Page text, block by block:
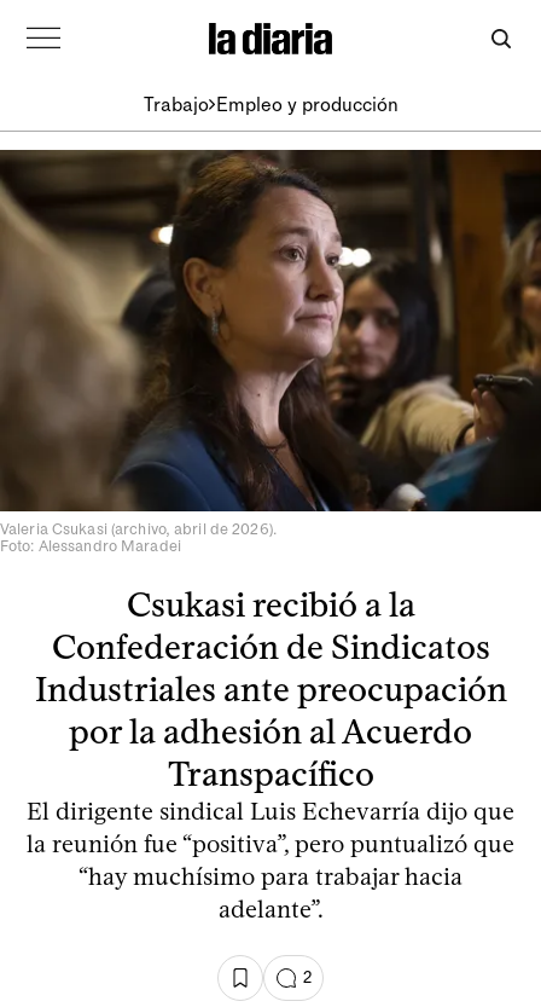
Trabajo Empleo y producción
Valeria Csukasi (archivo, abril de 2026).
Foto: Alessandro Maradei
Csukasi recibió a la
Confederación de Sindicatos
Industriales ante preocupación
por la adhesión al Acuerdo
Transpacífico
El dirigente sindical Luis Echevarría dijo que
la reunión fue “positiva”, pero puntualizó que
“hay muchísimo para trabajar hacia
adelante”.
2